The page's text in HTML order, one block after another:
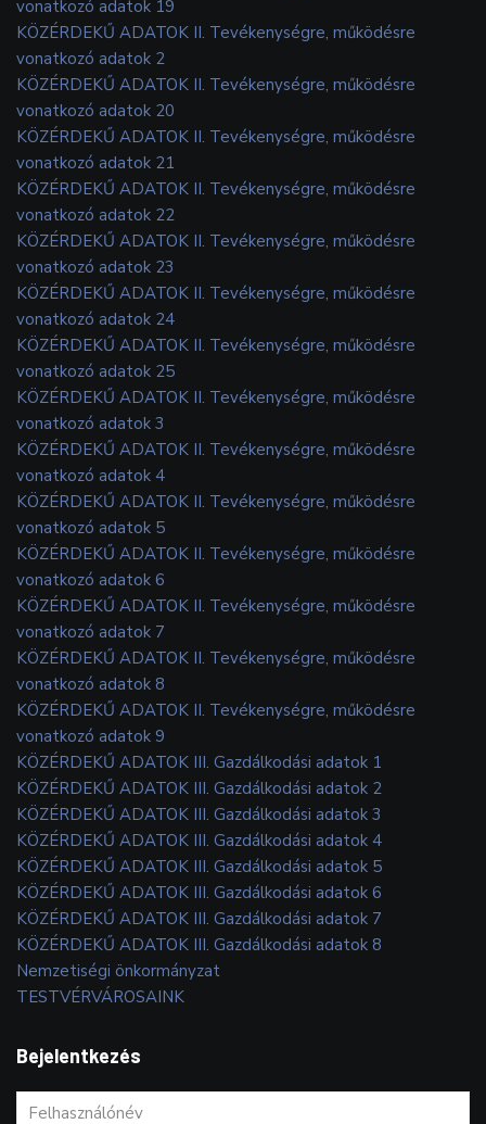
vonatkozó adatok 19
KÖZÉRDEKŰ ADATOK II. Tevékenységre, működésre
vonatkozó adatok 2
KÖZÉRDEKŰ ADATOK II. Tevékenységre, működésre
vonatkozó adatok 20
KÖZÉRDEKŰ ADATOK II. Tevékenységre, működésre
vonatkozó adatok 21
KÖZÉRDEKŰ ADATOK II. Tevékenységre, működésre
vonatkozó adatok 22
KÖZÉRDEKŰ ADATOK II. Tevékenységre, működésre
vonatkozó adatok 23
KÖZÉRDEKŰ ADATOK II. Tevékenységre, működésre
vonatkozó adatok 24
KÖZÉRDEKŰ ADATOK II. Tevékenységre, működésre
vonatkozó adatok 25
KÖZÉRDEKŰ ADATOK II. Tevékenységre, működésre
vonatkozó adatok 3
KÖZÉRDEKŰ ADATOK II. Tevékenységre, működésre
vonatkozó adatok 4
KÖZÉRDEKŰ ADATOK II. Tevékenységre, működésre
vonatkozó adatok 5
KÖZÉRDEKŰ ADATOK II. Tevékenységre, működésre
vonatkozó adatok 6
KÖZÉRDEKŰ ADATOK II. Tevékenységre, működésre
vonatkozó adatok 7
KÖZÉRDEKŰ ADATOK II. Tevékenységre, működésre
vonatkozó adatok 8
KÖZÉRDEKŰ ADATOK II. Tevékenységre, működésre
vonatkozó adatok 9
KÖZÉRDEKŰ ADATOK III. Gazdálkodási adatok 1
KÖZÉRDEKŰ ADATOK III. Gazdálkodási adatok 2
KÖZÉRDEKŰ ADATOK III. Gazdálkodási adatok 3
KÖZÉRDEKŰ ADATOK III. Gazdálkodási adatok 4
KÖZÉRDEKŰ ADATOK III. Gazdálkodási adatok 5
KÖZÉRDEKŰ ADATOK III. Gazdálkodási adatok 6
KÖZÉRDEKŰ ADATOK III. Gazdálkodási adatok 7
KÖZÉRDEKŰ ADATOK III. Gazdálkodási adatok 8
Nemzetiségi önkormányzat
TESTVÉRVÁROSAINK
Bejelentkezés